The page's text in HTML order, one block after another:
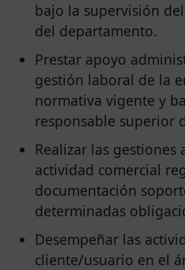
bajo la supervisión
del departamento.
Prestar apoyo
gestión laboral de la
normativa vigente y
responsable superior
Realizar las
actividad comercial
documentación
determinadas
Desempeñar las
cliente/usuario en el